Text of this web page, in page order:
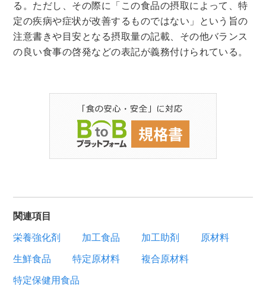
る。ただし、その際に「この食品の摂取によって、特
定の疾病や症状が改善するものではない」という旨の
注意書きや目安となる摂取量の記載、その他バランス
の良い食事の啓発などの表記が義務付けられている。
関連項目
栄養強化剤 加工食品 加工助剤 原材料
生鮮食品 特定原材料 複合原材料
特定保健用食品